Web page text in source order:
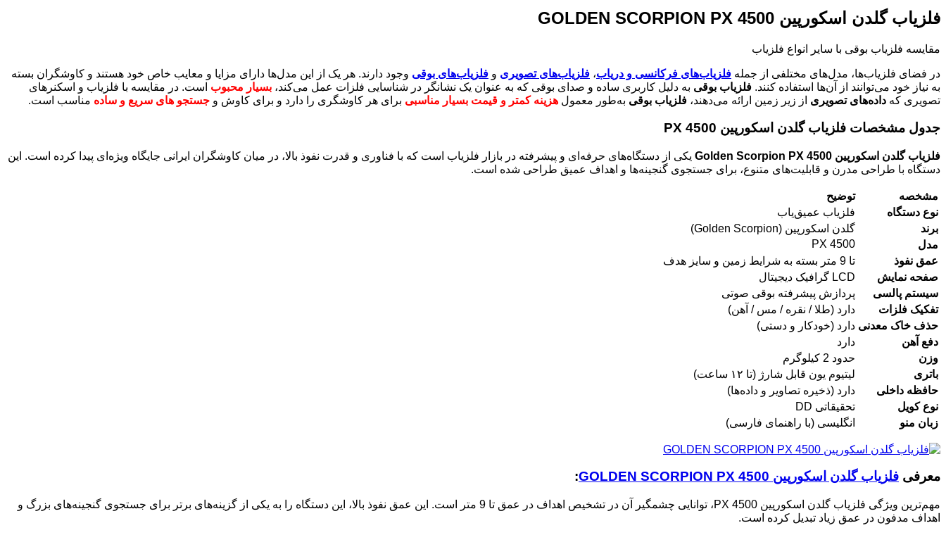
فلزیاب گلدن اسکورپین GOLDEN SCORPION PX 4500
مقایسه فلزیاب بوقی با سایر انواع فلزیاب
در فضای فلزیاب‌ها، مدل‌های مختلفی از جمله فلزیاب‌های فرکانسی و دریاب، فلزیاب‌های تصویری و فلزیاب‌های بوقی وجود دارند. هر یک از این مدل‌ها دارای مزایا و معایب خاص خود هستند و کاوشگران بسته
به نیاز خود می‌توانند از آن‌ها استفاده کنند. فلزیاب بوقی به دلیل کاربری ساده و صدای بوقی که به عنوان یک نشانگر در شناسایی فلزات عمل می‌کند، بسیار محبوب است. در مقایسه با فلزیاب‌ و اسکنرهای
تصویری که داده‌های تصویری از زیر زمین ارائه می‌دهند، فلزیاب بوقی به‌طور معمول هزینه کمتر و قیمت بسیار مناسبی برای هر کاوشگری را دارد و برای کاوش‌ و جستجو های سریع و ساده مناسب است.
جدول مشخصات فلزیاب گلدن اسکورپین
فلزیاب گلدن اسکورپین
یکی از دستگاه‌های حرفه‌ای و پیشرفته در بازار فلزیاب است که با فناوری و قدرت نفوذ بالا، در میان کاوشگران ایرانی جایگاه ویژه‌ای پیدا کرده است. این
دستگاه با طراحی مدرن و قابلیت‌های متنوع، برای جستجوی گنجینه‌ها و اهداف عمیق طراحی شده است.
مشخصه
توضیح
نوع دستگاه
فلزیاب عمیق‌یاب
برند
گلدن اسکورپین (Golden Scorpion)
مدل
PX 4500
عمق نفوذ
تا 9 متر بسته به شرایط زمین و سایز هدف
صفحه نمایش
LCD گرافیک دیجیتال
سیستم پالسی
پردازش پیشرفته بوقی صوتی
تفکیک فلزات
دارد (طلا / نقره / مس / آهن)
حذف خاک معدنی دارد (خودکار و دستی)
دفع آهن
دارد
وزن
حدود 2 کیلوگرم
باتری
لیتیوم یون قابل شارژ (تا ۱۲ ساعت)
حافظه داخلی
دارد (ذخیره تصاویر و داده‌ها)
نوع کویل
تحقیقاتی DD
زبان منو
انگلیسی (با راهنمای فارسی)
معرفی فلزیاب گلدن اسکورپین GOLDEN SCORPION PX 4500 :
مهم‌ترین ویژگی فلزیاب گلدن اسکورپین PX 4500، توانایی چشمگیر آن در تشخیص اهداف در عمق تا 9 متر است. این عمق نفوذ بالا، این دستگاه را به یکی از گزینه‌های برتر برای جستجوی گنجینه‌های بزرگ و
اهداف مدفون در عمق زیاد تبدیل کرده است.